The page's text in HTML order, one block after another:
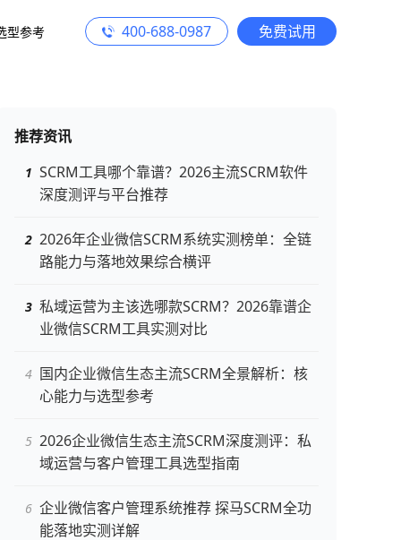
型参考 400-688-0987 免费试用
推荐资讯
SCRM工具哪个靠谱？2026主流SCRM软件
深度测评与平台推荐
2026年企业微信SCRM系统实测榜单：全链
路能力与落地效果综合横评
私域运营为主该选哪款SCRM？2026靠谱企
业微信SCRM工具实测对比
国内企业微信生态主流SCRM全景解析：核
心能力与选型参考
2026企业微信生态主流SCRM深度测评：私
域运营与客户管理工具选型指南
企业微信客户管理系统推荐 探马SCRM全功
能落地实测详解